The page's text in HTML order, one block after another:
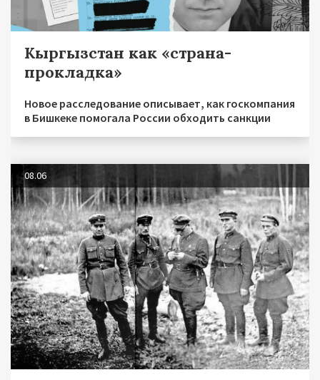
Кыргызстан как «страна-
прокладка»
Новое расследование описывает, как госкомпания
в Бишкеке помогала России обходить санкции
08.06